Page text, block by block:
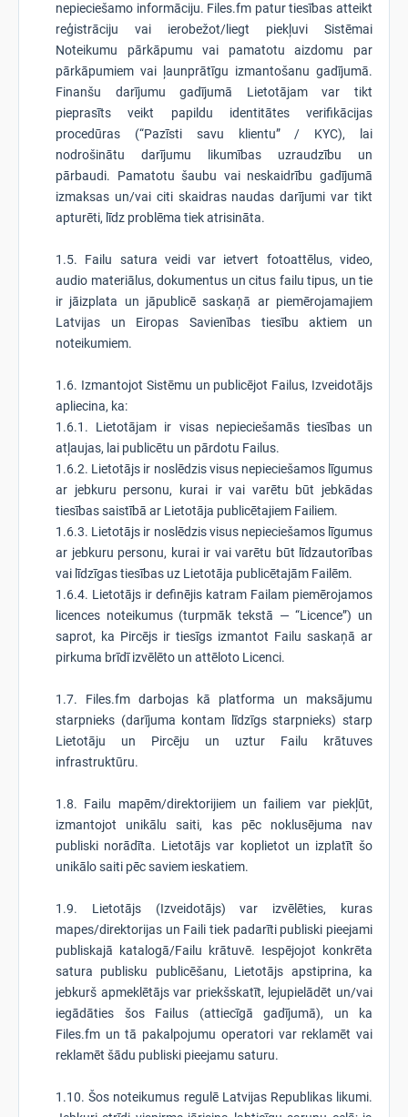
nepieciešamo informāciju. Files.fm patur tiesības atteikt
reģistrāciju vai ierobežot/liegt piekļuvi Sistēmai
Noteikumu pārkāpumu vai pamatotu aizdomu par
pārkāpumiem vai ļaunprātīgu izmantošanu gadījumā.
Finanšu darījumu gadījumā Lietotājam var tikt
pieprasīts veikt papildu identitātes verifikācijas
procedūras (“Pazīsti savu klientu” / KYC), lai
nodrošinātu darījumu likumības uzraudzību un
pārbaudi. Pamatotu šaubu vai neskaidrību gadījumā
izmaksas un/vai citi skaidras naudas darījumi var tikt
apturēti, līdz problēma tiek atrisināta.
1.5. Failu satura veidi var ietvert fotoattēlus, video,
audio materiālus, dokumentus un citus failu tipus, un tie
ir jāizplata un jāpublicē saskaņā ar piemērojamajiem
Latvijas un Eiropas Savienības tiesību aktiem un
noteikumiem.
1.6. Izmantojot Sistēmu un publicējot Failus, Izveidotājs
apliecina, ka:
1.6.1. Lietotājam ir visas nepieciešamās tiesības un
atļaujas, lai publicētu un pārdotu Failus.
1.6.2. Lietotājs ir noslēdzis visus nepieciešamos līgumus
ar jebkuru personu, kurai ir vai varētu būt jebkādas
tiesības saistībā ar Lietotāja publicētajiem Failiem.
1.6.3. Lietotājs ir noslēdzis visus nepieciešamos līgumus
ar jebkuru personu, kurai ir vai varētu būt līdzautorības
vai līdzīgas tiesības uz Lietotāja publicētajām Failēm.
1.6.4. Lietotājs ir definējis katram Failam piemērojamos
licences noteikumus (turpmāk tekstā — “Licence”) un
saprot, ka Pircējs ir tiesīgs izmantot Failu saskaņā ar
pirkuma brīdī izvēlēto un attēloto Licenci.
1.7. Files.fm darbojas kā platforma un maksājumu
starpnieks (darījuma kontam līdzīgs starpnieks) starp
Lietotāju un Pircēju un uztur Failu krātuves
infrastruktūru.
1.8. Failu mapēm/direktorijiem un failiem var piekļūt,
izmantojot unikālu saiti, kas pēc noklusējuma nav
publiski norādīta. Lietotājs var koplietot un izplatīt šo
unikālo saiti pēc saviem ieskatiem.
1.9. Lietotājs (Izveidotājs) var izvēlēties, kuras
mapes/direktorijas un Faili tiek padarīti publiski pieejami
publiskajā katalogā/Failu krātuvē. Iespējojot konkrēta
satura publisku publicēšanu, Lietotājs apstiprina, ka
jebkurš apmeklētājs var priekšskatīt, lejupielādēt un/vai
iegādāties šos Failus (attiecīgā gadījumā), un ka
Files.fm un tā pakalpojumu operatori var reklamēt vai
reklamēt šādu publiski pieejamu saturu.
1.10. Šos noteikumus regulē Latvijas Republikas likumi.